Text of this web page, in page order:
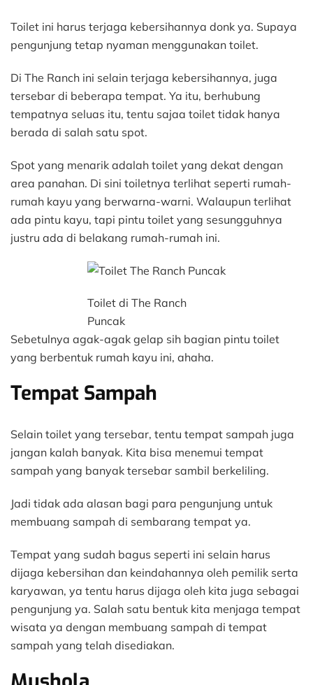
Toilet ini harus terjaga kebersihannya donk ya. Supaya
pengunjung tetap nyaman menggunakan toilet.
Di The Ranch ini selain terjaga kebersihannya, juga
tersebar di beberapa tempat. Ya itu, berhubung
tempatnya seluas itu, tentu sajaa toilet tidak hanya
berada di salah satu spot.
Spot yang menarik adalah toilet yang dekat dengan
area panahan. Di sini toiletnya terlihat seperti rumah-
rumah kayu yang berwarna-warni. Walaupun terlihat
ada pintu kayu, tapi pintu toilet yang sesungguhnya
justru ada di belakang rumah-rumah ini.
Toilet di The Ranch
Puncak
Sebetulnya agak-agak gelap sih bagian pintu toilet
yang berbentuk rumah kayu ini, ahaha.
Tempat Sampah
Selain toilet yang tersebar, tentu tempat sampah juga
jangan kalah banyak. Kita bisa menemui tempat
sampah yang banyak tersebar sambil berkeliling.
Jadi tidak ada alasan bagi para pengunjung untuk
membuang sampah di sembarang tempat ya.
Tempat yang sudah bagus seperti ini selain harus
dijaga kebersihan dan keindahannya oleh pemilik serta
karyawan, ya tentu harus dijaga oleh kita juga sebagai
pengunjung ya. Salah satu bentuk kita menjaga tempat
wisata ya dengan membuang sampah di tempat
sampah yang telah disediakan.